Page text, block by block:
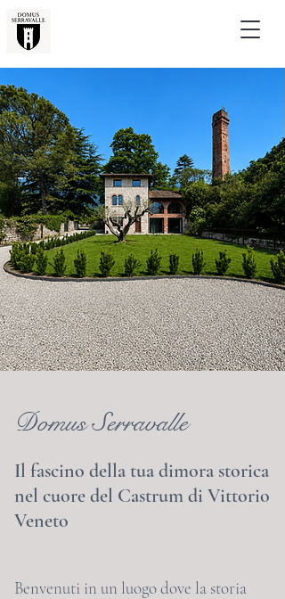
Domus Serravalle
Il fascino della tua dimora storica
nel cuore del Castrum di Vittorio
Veneto
Benvenuti in un luogo dove la storia